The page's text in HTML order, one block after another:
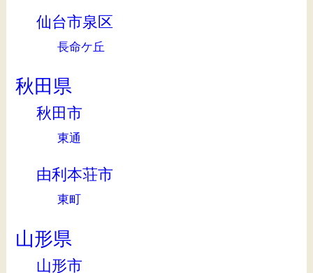
仙台市泉区
長命ケ丘
秋田県
秋田市
東通
由利本荘市
東町
山形県
山形市